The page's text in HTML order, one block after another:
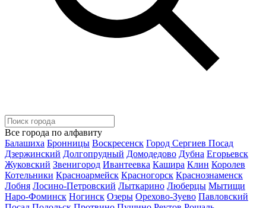
Все города по алфавиту
Балашиха Бронницы Воскресенск Город Сергиев Посад
Дзержинский Долгопрудный Домодедово Дубна Егорьевск
Жуковский Звенигород Ивантеевка Кашира Клин Королев
Котельники Красноармейск Красногорск Краснознаменск
Лобня Лосино-Петровский Лыткарино Люберцы Мытищи
Наро-Фоминск Ногинск Озеры Орехово-Зуево Павловский